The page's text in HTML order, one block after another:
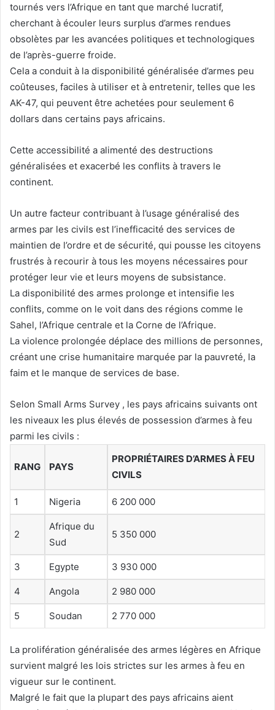
tournés vers l’Afrique en tant que marché lucratif,
cherchant à écouler leurs surplus d’armes rendues
obsolètes par les avancées politiques et technologiques
de l’après-guerre froide.
Cela a conduit à la disponibilité généralisée d’armes peu
coûteuses, faciles à utiliser et à entretenir, telles que les
AK-47, qui peuvent être achetées pour seulement 6
dollars dans certains pays africains.
Cette accessibilité a alimenté des destructions
généralisées et exacerbé les conflits à travers le
continent.
Un autre facteur contribuant à l’usage généralisé des
armes par les civils est l’inefficacité des services de
maintien de l’ordre et de sécurité, qui pousse les citoyens
frustrés à recourir à tous les moyens nécessaires pour
protéger leur vie et leurs moyens de subsistance.
La disponibilité des armes prolonge et intensifie les
conflits, comme on le voit dans des régions comme le
Sahel, l’Afrique centrale et la Corne de l’Afrique.
La violence prolongée déplace des millions de personnes,
créant une crise humanitaire marquée par la pauvreté, la
faim et le manque de services de base.
Selon Small Arms Survey , les pays africains suivants ont
les niveaux les plus élevés de possession d’armes à feu
parmi les civils :
RANG PAYS
PROPRIÉTAIRES D’ARMES À FEU
CIVILS
1 Nigeria 6 200 000
2
Afrique du
Sud
5 350 000
3 Egypte 3 930 000
4 Angola 2 980 000
5 Soudan 2 770 000
La prolifération généralisée des armes légères en Afrique
survient malgré les lois strictes sur les armes à feu en
vigueur sur le continent.
Malgré le fait que la plupart des pays africains aient